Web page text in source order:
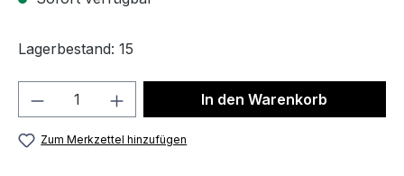
Lagerbestand: 15
Produkt Anzahl: Gib denIn den Warenkorb
Zum Merkzettel hinzufügen